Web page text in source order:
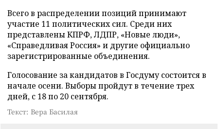
Всего в распределении позиций принимают
участие 11 политических сил. Среди них
представлены КПРФ, ЛДПР, «Новые люди»,
«Справедливая Россия» и другие официально
зарегистрированные объединения.
Голосование за кандидатов в Госдуму состоится в
начале осени. Выборы пройдут в течение трех
дней, с 18 по 20 сентября.
Текст: Вера Басилая